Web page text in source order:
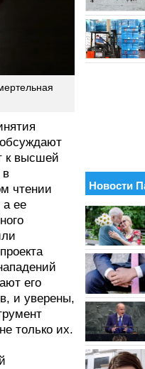
к высшей
в
чтении
а ее
его
и уверены,
только их.